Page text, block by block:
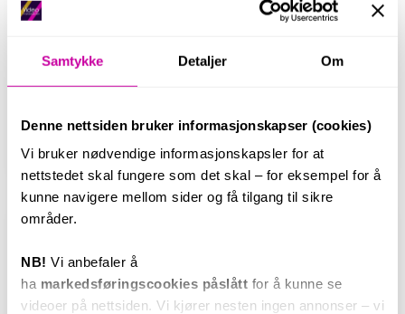
Samtykke Detaljer Om
Denne nettsiden bruker informasjonskapser (cookies)
Vi bruker nødvendige informasjonskapsler for at
nettstedet skal fungere som det skal – for eksempel for å
kunne navigere mellom sider og få tilgang til sikre
områder.
NB! Vi anbefaler å
ha markedsføringscookies påslått for å kunne se
videoer på nettsiden. Vi kjører nesten ingen annonser – vi
Apr 12, 2023